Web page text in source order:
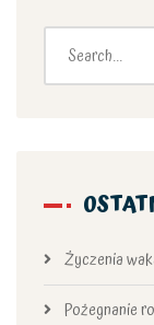
Życzenia
Pożegnanie